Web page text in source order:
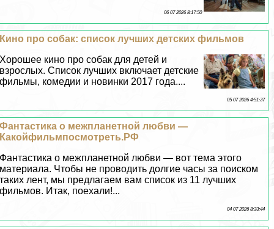
06 07 2026 8:17:50
Кино про собак: список лучших детских фильмов
Хорошее кино про собак для детей и
взрослых. Список лучших включает детские
фильмы, комедии и новинки 2017 года....
05 07 2026 4:51:37
Фантастика о межпланетной любви —
Какойфильмпосмотреть.РФ
Фантастика о межпланетной любви — вот тема этого
материала. Чтобы не проводить долгие часы за поиском
таких лент, мы предлагаем вам список из 11 лучших
фильмов. Итак, поехали!...
04 07 2026 8:33:44